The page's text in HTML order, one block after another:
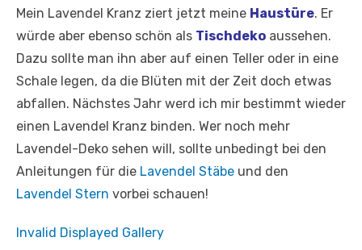
Mein Lavendel Kranz ziert jetzt meine Haustüre. Er
würde aber ebenso schön als Tischdeko aussehen.
Dazu sollte man ihn aber auf einen Teller oder in eine
Schale legen, da die Blüten mit der Zeit doch etwas
abfallen. Nächstes Jahr werd ich mir bestimmt wieder
einen Lavendel Kranz binden. Wer noch mehr
Lavendel-Deko sehen will, sollte unbedingt bei den
Anleitungen für die Lavendel Stäbe und den
Lavendel Stern vorbei schauen!
Invalid Displayed Gallery